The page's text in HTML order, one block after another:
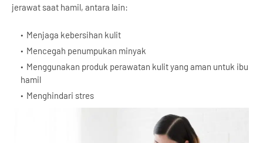
jerawat saat hamil, antara lain:
Menjaga kebersihan kulit
Mencegah penumpukan minyak
Menggunakan produk perawatan kulit yang aman untuk ibu
hamil
Menghindari stres